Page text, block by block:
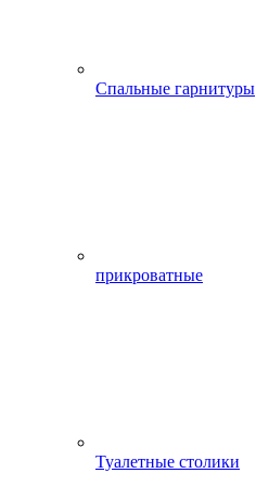
Спальные гарнитуры
прикроватные
Туалетные столики